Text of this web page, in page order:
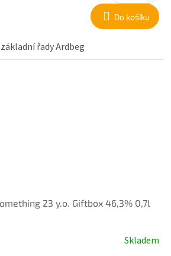
Do košíku
řady Ardbeg
23 y.o. Giftbox 46,3% 0,7l
Skladem